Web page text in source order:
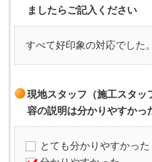
ましたらご記入ください
すべて好印象の対応でした。
現地スタッフ（施工スタッ
容の説明は分かりやすかっ
とても分かりやすかった